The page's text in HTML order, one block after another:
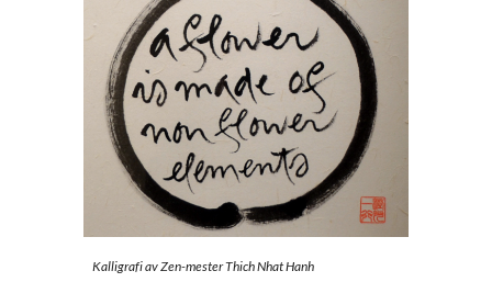
Kalligrafi av Zen-mester Thich Nhat Hanh